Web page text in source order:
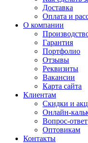
Доставка
Оплата и
О компании
Гарантия
Портфолио
Отзывы
Реквизиты
Вакансии
Карта сайта
Клиентам
Скидки и
Онлайн-
Вопрос-ответ
Оптовикам
Контакты